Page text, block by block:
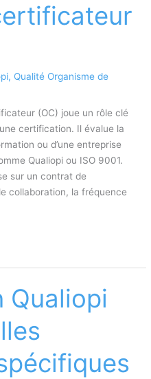
, Qualité Organisme de
(OC) joue un rôle clé
certification. Il évalue la
ou d’une entreprise
Qualiopi ou ISO 9001.
sur un contrat de
collaboration, la fréquence
Qualiopi